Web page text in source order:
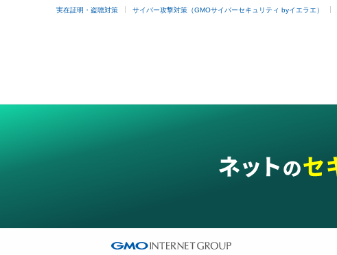
実在証明・盗聴対策 サイバー攻撃対策（GMOサイバーセキュリティ byイエラエ）